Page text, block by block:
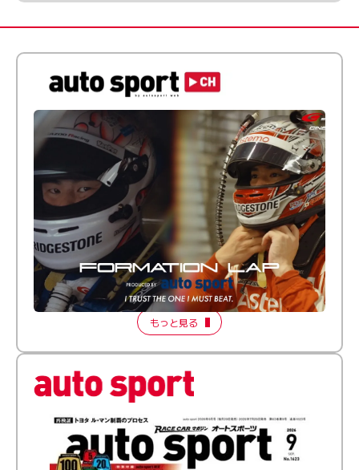
倒す相手を、信じてる。小林利徠斗 × 野村勇斗
【FORMATION LAP Produced by auto sport】
2026 Episode 2
もっと見る